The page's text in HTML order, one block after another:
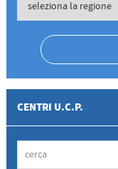
CENTRI U.C.P.